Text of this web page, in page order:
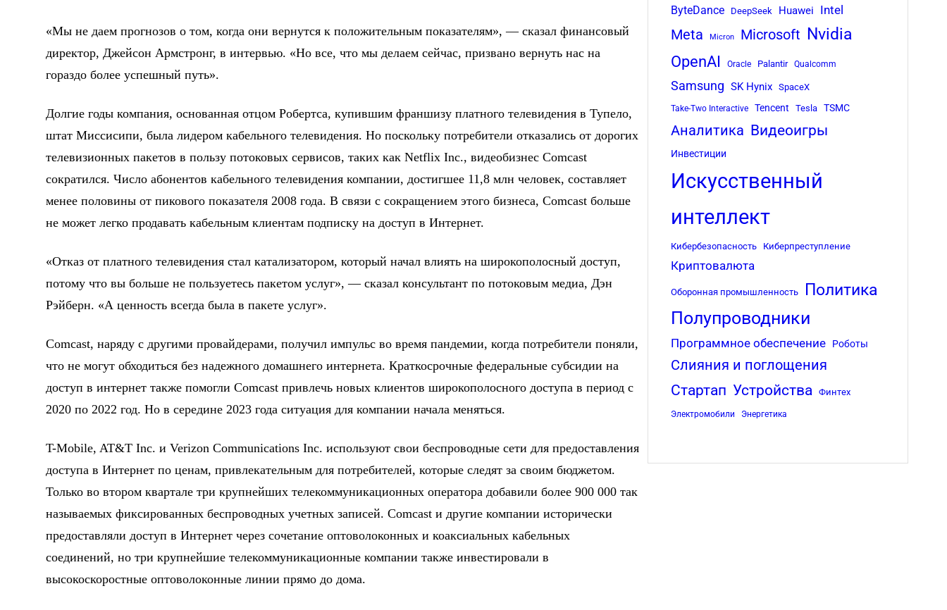
«Мы не даем прогнозов о том, когда они вернутся к положительным показателям», — сказал финансовый
директор, Джейсон Армстронг, в интервью. «Но все, что мы делаем сейчас, призвано вернуть нас на
гораздо более успешный путь».
Долгие годы компания, основанная отцом Робертса, купившим франшизу платного телевидения в Тупело,
штат Миссисипи, была лидером кабельного телевидения. Но поскольку потребители отказались от дорогих
телевизионных пакетов в пользу потоковых сервисов, таких как Netflix Inc., видеобизнес Comcast
сократился. Число абонентов кабельного телевидения компании, достигшее 11,8 млн человек, составляет
менее половины от пикового показателя 2008 года. В связи с сокращением этого бизнеса, Comcast больше
не может легко продавать кабельным клиентам подписку на доступ в Интернет.
«Отказ от платного телевидения стал катализатором, который начал влиять на широкополосный доступ,
потому что вы больше не пользуетесь пакетом услуг», — сказал консультант по потоковым медиа, Дэн
Рэйберн. «А ценность всегда была в пакете услуг».
Comcast, наряду с другими провайдерами, получил импульс во время пандемии, когда потребители поняли,
что не могут обходиться без надежного домашнего интернета. Краткосрочные федеральные субсидии на
доступ в интернет также помогли Comcast привлечь новых клиентов широкополосного доступа в период с
2020 по 2022 год. Но в середине 2023 года ситуация для компании начала меняться.
T-Mobile, AT&T Inc. и Verizon Communications Inc. используют свои беспроводные сети для предоставления
доступа в Интернет по ценам, привлекательным для потребителей, которые следят за своим бюджетом.
Только во втором квартале три крупнейших телекоммуникационных оператора добавили более 900 000 так
называемых фиксированных беспроводных учетных записей. Comcast и другие компании исторически
предоставляли доступ в Интернет через сочетание оптоволоконных и коаксиальных кабельных
соединений, но три крупнейшие телекоммуникационные компании также инвестировали в
высокоскоростные оптоволоконные линии прямо до дома.
ByteDance DeepSeek Huawei Intel
Meta Micron Microsoft Nvidia
OpenAI Oracle Palantir Qualcomm
Samsung SK Hynix SpaceX
Take-Two Interactive Tencent Tesla TSMC
Аналитика Видеоигры
Инвестиции
Искусственный
интеллект
Кибербезопасность Киберпреступление
Криптовалюта
Оборонная промышленность Политика
Полупроводники
Программное обеспечение Роботы
Слияния и поглощения
Стартап Устройства Финтех
Электромобили Энергетика